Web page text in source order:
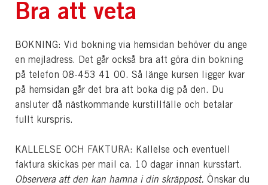
Bra att veta
BOKNING: Vid bokning via hemsidan behöver du ange
en mejladress. Det går också bra att göra din bokning
på telefon 08-453 41 00. Så länge kursen ligger kvar
på hemsidan går det bra att boka dig på den. Du
ansluter då nästkommande kurstillfälle och betalar
fullt kurspris.
KALLELSE OCH FAKTURA: Kallelse och eventuell
faktura skickas per mail ca. 10 dagar innan kursstart.
Observera att den kan hamna i din skräppost. Önskar du